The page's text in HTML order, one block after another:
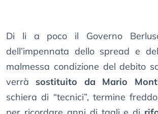
Di li a poco il Governo
dell’impennata dello spread e
malmessa condizione del debito
verrà sostituito da Mario
schiera di “tecnici”, termine